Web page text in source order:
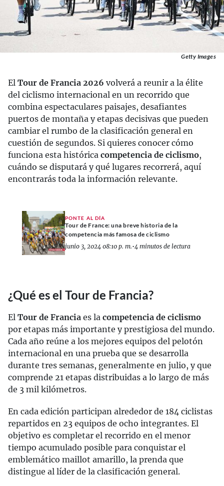
Getty Images
El Tour de Francia 2026 volverá a reunir a la élite
del ciclismo internacional en un recorrido que
combina espectaculares paisajes, desafiantes
puertos de montaña y etapas decisivas que pueden
cambiar el rumbo de la clasificación general en
cuestión de segundos. Si quieres conocer cómo
funciona esta histórica competencia de ciclismo,
cuándo se disputará y qué lugares recorrerá, aquí
encontrarás toda la información relevante.
PONTE AL DÍA
Tour de France: una breve historia de la
competencia más famosa de ciclismo
junio 3, 2024 08:10 p. m.•4 minutos de lectura
¿Qué es el Tour de Francia?
El Tour de Francia es la competencia de ciclismo
por etapas más importante y prestigiosa del mundo.
Cada año reúne a los mejores equipos del pelotón
internacional en una prueba que se desarrolla
durante tres semanas, generalmente en julio, y que
comprende 21 etapas distribuidas a lo largo de más
de 3 mil kilómetros.
En cada edición participan alrededor de 184 ciclistas
repartidos en 23 equipos de ocho integrantes. El
objetivo es completar el recorrido en el menor
tiempo acumulado posible para conquistar el
emblemático maillot amarillo, la prenda que
distingue al líder de la clasificación general.